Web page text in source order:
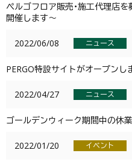
ぺルゴフロア販売・施工代理店を
開催します～
2022/06/08 ニュース
PERGO特設サイトがオープンし
2022/04/27 ニュース
ゴールデンウィーク期間中の休
2022/01/20 イベント